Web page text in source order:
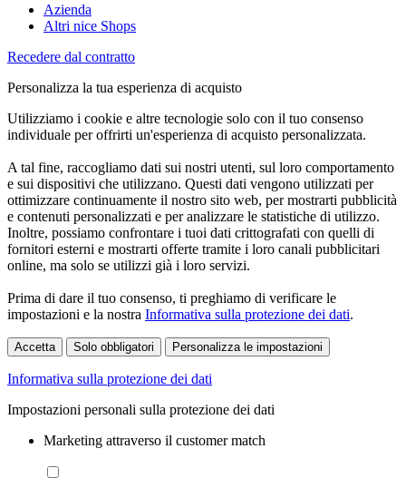
Azienda
Altri nice Shops
Recedere dal contratto
Personalizza la tua esperienza di acquisto
Utilizziamo i cookie e altre tecnologie solo con il tuo consenso
individuale per offrirti un'esperienza di acquisto personalizzata.
A tal fine, raccogliamo dati sui nostri utenti, sul loro comportamento
e sui dispositivi che utilizzano. Questi dati vengono utilizzati per
ottimizzare continuamente il nostro sito web, per mostrarti pubblicità
e contenuti personalizzati e per analizzare le statistiche di utilizzo.
Inoltre, possiamo confrontare i tuoi dati crittografati con quelli di
fornitori esterni e mostrarti offerte tramite i loro canali pubblicitari
online, ma solo se utilizzi già i loro servizi.
Prima di dare il tuo consenso, ti preghiamo di verificare le
impostazioni e la nostra Informativa sulla protezione dei dati.
Accetta Solo obbligatori Personalizza le impostazioni
Informativa sulla protezione dei dati
Impostazioni personali sulla protezione dei dati
Marketing attraverso il customer match